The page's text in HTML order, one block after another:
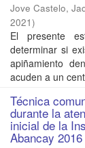
Jove Castelo,
2021)
El presente
determinar si
apiñamiento
acuden a un
Técnica
durante la
inicial de la
Abancay 2016